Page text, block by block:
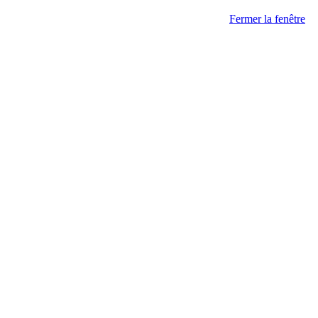
Fermer la fenêtre